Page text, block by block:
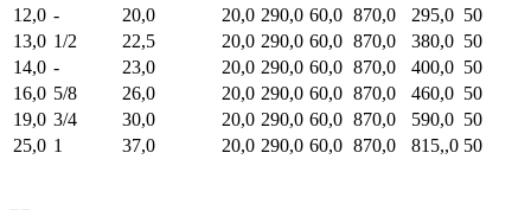
12,0 - 20,0 20,0 290,0 60,0 870,0 295,0 50
13,0 1/2 22,5 20,0 290,0 60,0 870,0 380,0 50
14,0 - 23,0 20,0 290,0 60,0 870,0 400,0 50
16,0 5/8 26,0 20,0 290,0 60,0 870,0 460,0 50
19,0 3/4 30,0 20,0 290,0 60,0 870,0 590,0 50
25,0 1 37,0 20,0 290,0 60,0 870,0 815,,0 50